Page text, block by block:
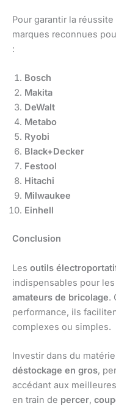
Pour garantir la
marques reconnues
:
Bosch
Makita
DeWalt
Metabo
Ryobi
Black+Decker
Festool
Hitachi
Milwaukee
Einhell
Conclusion
Les outils
indispensables pour les
amateurs de bricolage.
performance, ils
complexes ou simples.
Investir dans du
déstockage en gros,
accédant aux
en train de percer,